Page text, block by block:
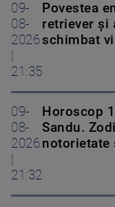
09-
08-
2026
21:35
Povestea
retriever și
schimbat
09-
08-
2026
21:32
Horoscop
Sandu.
notorietate